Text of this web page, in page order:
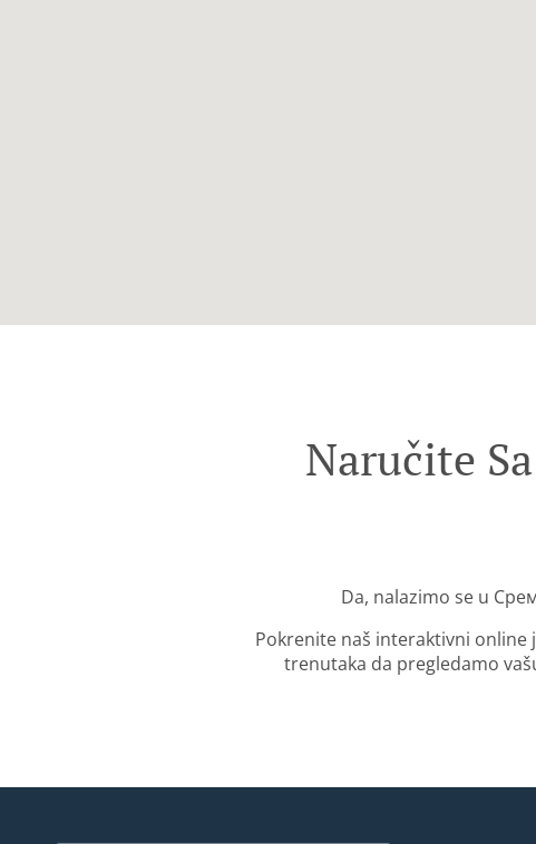
Naručite
Da, nalazimo se u
Pokrenite naš interaktivni
trenutaka da pregledamo